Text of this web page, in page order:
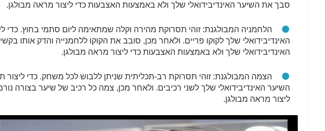
סבך את השיער האינדיבידואלי שלך ולא באמצעות האצבעות כדי ליצור מראה מבולגן.
הלחמניה המבולגנת: זוהי תסרוקת מהירה וקלה שמתאימה ליום סתמי בחוץ. כדי
האינדיבידואלי שלך לקוקו פריים. ולאחר מכן, סובב את הקוקו ללחמנייה והדק אותו
האינדיבידואלי שלך ולא באמצעות האצבעות כדי ליצור מראה מבולגן.
הצמה המבולגנת: זוהי תסרוקת רב-תכליתית שניתן ללבוש לכל משחק. כדי
השיער האינדיבידואלי שלך לשני רכיבים. ולאחר מכן, צמה כל רכיב של שיער בצורה
ליצור מראה מבולגן.